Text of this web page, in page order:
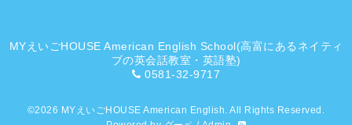
MYえいごHOUSE American English School(高富にあるネイティ
ブの英会話教室・英語塾)
0581-32-9717
©2026 MYえいごHOUSE American English. All Rights Reserved.